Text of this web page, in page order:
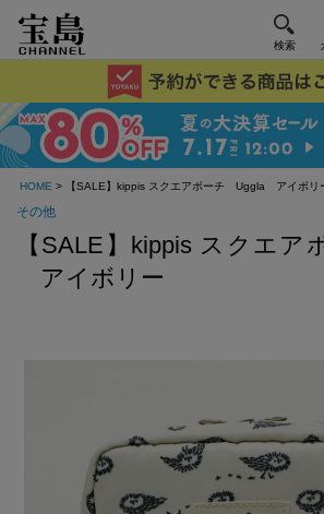
検索
HOME > 【SALE】kippis スクエアポーチ Uggla アイボリ
その他
【SALE】kippis スクエ
アイボリー